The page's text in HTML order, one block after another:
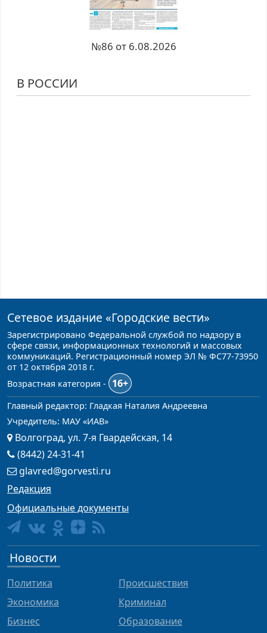
№86 от 6.08.2026
В РОССИИ
Сетевое издание «Городские вести»
Зарегистрировано Федеральной службой по надзору в
сфере связи, информационных технологий и массовых
коммуникаций. Регистрационный номер ЭЛ № ФС77-73950
от 12 октября 2018 г.
Возрастная категория -
16+
Главный редактор: Гладкая Наталия Андреевна
Учредитель: МАУ «ИАВ»
Волгоград, ул. 7-я Гвардейская, 14
(8442) 24-31-41
glavred@gorvesti.ru
Редакция
Официальные документы
Новости
Политика
Экономика
Бизнес
Происшествия
Криминал
Образование